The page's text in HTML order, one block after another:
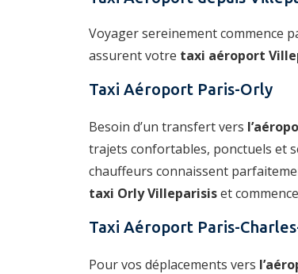
Voyager sereinement commence
assurent votre taxi aéroport
Taxi Aéroport Paris-Orly
Besoin d’un transfert vers
trajets confortables, ponctuels et
chauffeurs connaissent
taxi Orly Villeparisiset
Taxi Aéroport Paris-
Pour vos déplacements vers